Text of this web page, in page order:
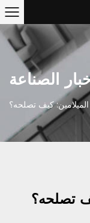
الصناعة
كيف تصلحه؟
تصلحه؟